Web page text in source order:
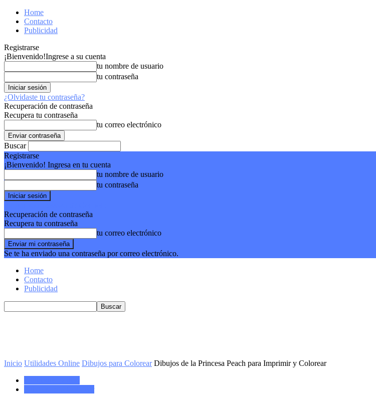
Home
Contacto
Publicidad
Registrarse
¡Bienvenido!Ingrese a su cuenta
tu nombre de usuario
tu contraseña
¿Olvidaste tu contraseña?
Recuperación de contraseña
Recupera tu contraseña
tu correo electrónico
Buscar
Registrarse
¡Bienvenido! Ingresa en tu cuenta
tu nombre de usuario
tu contraseña
Recuperación de contraseña
Recupera tu contraseña
tu correo electrónico
Se te ha enviado una contraseña por correo electrónico.
Home
Contacto
Publicidad
Inicio Utilidades Online Dibujos para Colorear Dibujos de la Princesa Peach para Imprimir y Colorear